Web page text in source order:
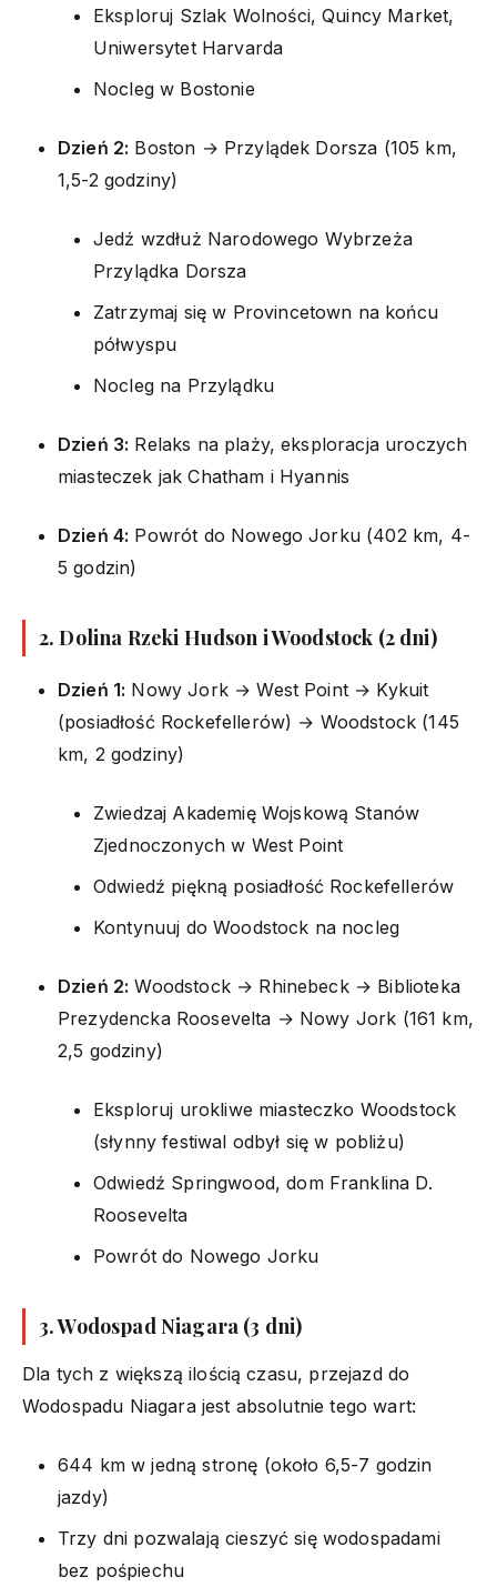
Eksploruj Szlak Wolności, Quincy Market,
Uniwersytet Harvarda
Nocleg w Bostonie
Dzień 2: Boston → Przylądek Dorsza (105 km,
1,5-2 godziny)
Jedź wzdłuż Narodowego Wybrzeża
Przylądka Dorsza
Zatrzymaj się w Provincetown na końcu
półwyspu
Nocleg na Przylądku
Dzień 3: Relaks na plaży, eksploracja uroczych
miasteczek jak Chatham i Hyannis
Dzień 4: Powrót do Nowego Jorku (402 km, 4-
5 godzin)
2. Dolina Rzeki Hudson i Woodstock (2 dni)
Dzień 1: Nowy Jork → West Point → Kykuit
(posiadłość Rockefellerów) → Woodstock (145
km, 2 godziny)
Zwiedzaj Akademię Wojskową Stanów
Zjednoczonych w West Point
Odwiedź piękną posiadłość Rockefellerów
Kontynuuj do Woodstock na nocleg
Dzień 2: Woodstock → Rhinebeck → Biblioteka
Prezydencka Roosevelta → Nowy Jork (161 km,
2,5 godziny)
Eksploruj urokliwe miasteczko Woodstock
(słynny festiwal odbył się w pobliżu)
Odwiedź Springwood, dom Franklina D.
Roosevelta
Powrót do Nowego Jorku
3. Wodospad Niagara (3 dni)
Dla tych z większą ilością czasu, przejazd do
Wodospadu Niagara jest absolutnie tego wart:
644 km w jedną stronę (około 6,5-7 godzin
jazdy)
Trzy dni pozwalają cieszyć się wodospadami
bez pośpiechu